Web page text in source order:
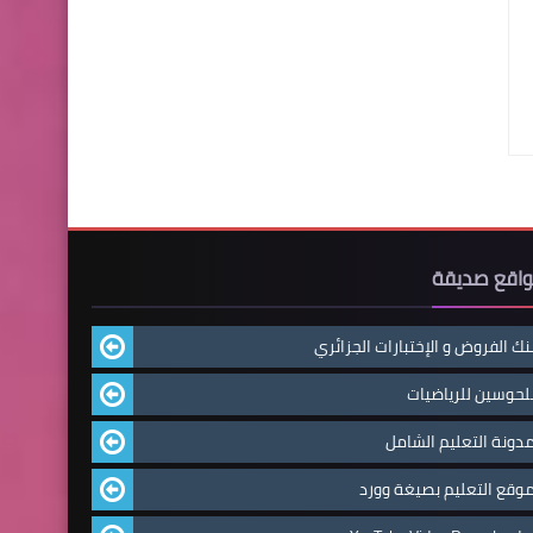
صديقة
الفروض و الإختبارات الجزائري
للرياضيات
التعليم الشامل
التعليم بصيغة وورد